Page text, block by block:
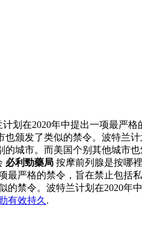
划在2020年中提出一项最严
颁发了类似的禁令。波特兰
城市。而美国个别其他城市
必利勁藥局 按摩前列腺是按哪裡
最严格的禁令，旨在禁止包括
禁令。波特兰计划在2020年
有效持久 .